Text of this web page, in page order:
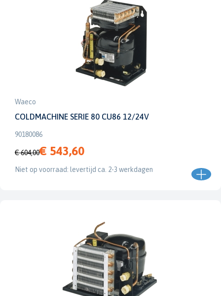
Waeco
COLDMACHINE SERIE 80 CU86 12/24V
90180086
€ 604,00€ 543,60
Niet op voorraad: levertijd ca. 2-3 werkdagen